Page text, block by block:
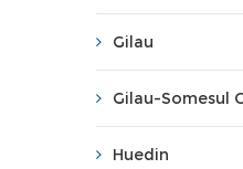
Gilau
Gilau-Somesul
Huedin